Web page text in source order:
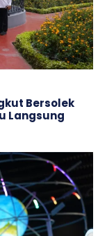
Bersolek
Langsung